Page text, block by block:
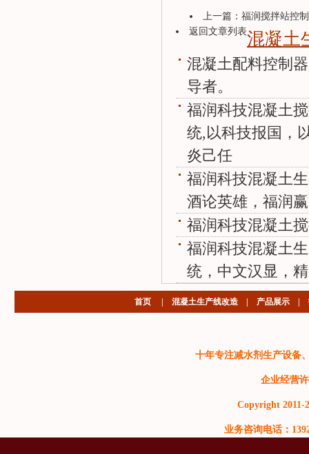
上一篇： 福润搅拌站控
返回文章列表混凝土
混凝土配料控制
导者。
福润科技混凝土
统,以科技报国，
炎己任
福润科技混凝土
酒论英雄，福润
福润科技混凝土
福润科技混凝土
统，中文汉显，
首页 混凝土生产线改造 产品展示
十年专注减水剂生产设备
企业经营
Copyright 2011-
业务咨询电话：